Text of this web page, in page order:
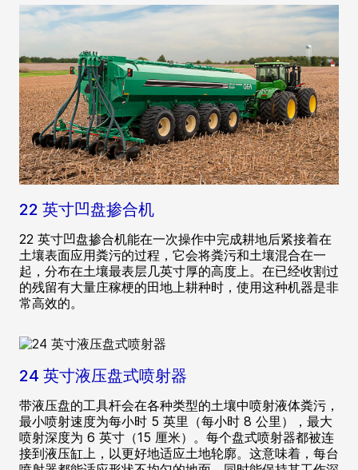
22 英寸凹盘掺合机
22 英寸凹盘掺合机能在一次操作中完成耕地后紧接着在
土壤表面应用粪污的过程，它会将粪污和土壤混合在一
起，分布在土壤最表层几英寸厚的高度上。在已经收割过
的残留有大量庄稼梗的田地上耕种时，使用这种机器是非
常高效的。
24 英寸液压盘式喷射器
带液压盘的工具杆会在各种类型的土壤中喷射液体粪污，
最小喷射速度为每小时 5 英里（每小时 8 公里），最大
喷射深度为 6 英寸（15 厘米）。每个盘式喷射器都被连
接到液压缸上，以更好地适应土地轮廓。这意味着，每台